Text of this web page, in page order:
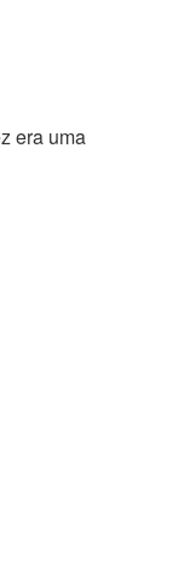
era uma